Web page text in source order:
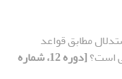
مطابق قواعد
است؟
[دوره 12، شماره